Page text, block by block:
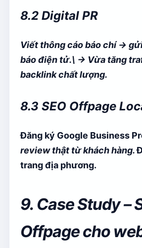
8.2 Digital PR
Viết thông cáo báo chí →
báo điện tử.\ → Vừa tăng
backlink chất lượng.
8.3 SEO Offpage
Đăng ký Google Business
review thật từ khách hàng.
trang địa phương.
9. Case Study –
Offpage cho